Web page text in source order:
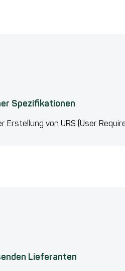
Spezifikationen
Erstellung von URS (User
Lieferanten